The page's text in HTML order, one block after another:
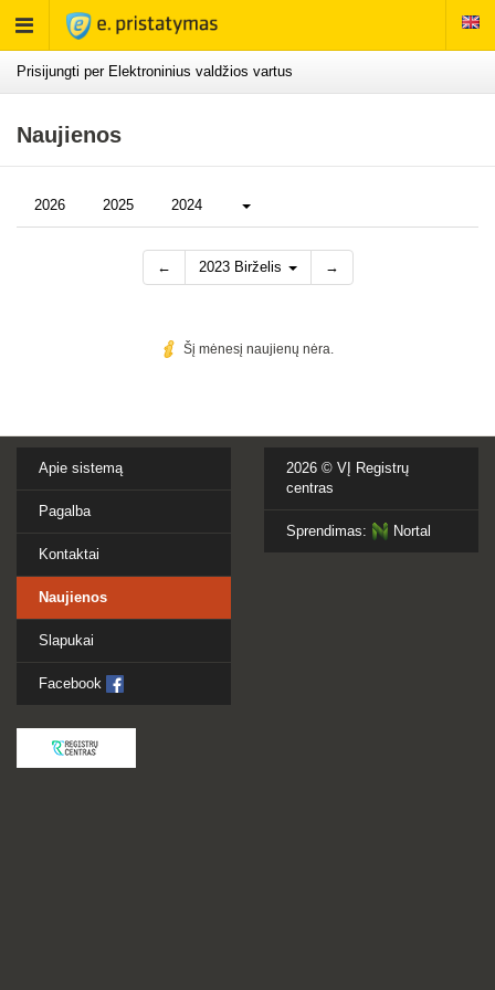
Rodyti
meniu
Prisijungti per Elektroninius valdžios vartus
Naujienos
2026 2025 2024 Daugiau...
← 2023 Birželis →
Šį mėnesį naujienų nėra.
Apie sistemą
Pagalba
Kontaktai
Naujienos
Slapukai
Facebook
2026 © VĮ Registrų
centras
Sprendimas: Nortal